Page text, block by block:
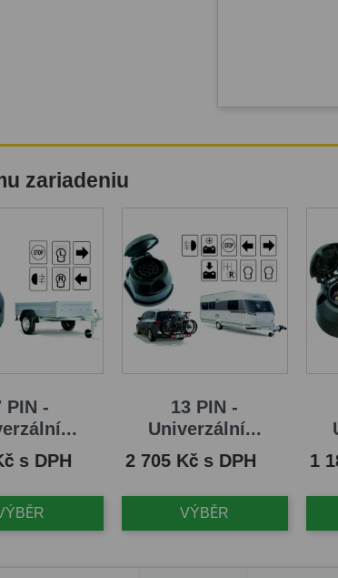
zariadeniu
PIN -
s DPH
13 PIN -
Univerzální...
Cena
2 705 Kč s DPH
VÝBĚR
1